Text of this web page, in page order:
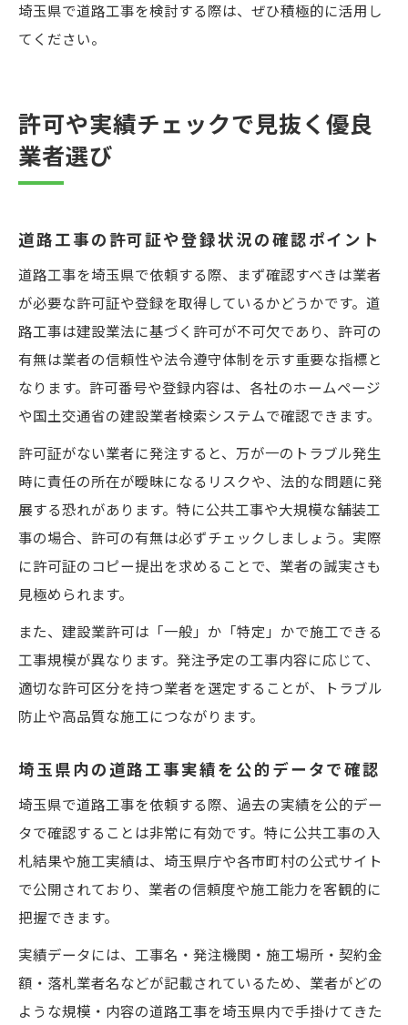
埼玉県で道路工事を検討する際は、ぜひ積極的に活用し
てください。
許可や実績チェックで見抜く優良
業者選び
道路工事の許可証や登録状況の確認ポイント
道路工事を埼玉県で依頼する際、まず確認すべきは業者
が必要な許可証や登録を取得しているかどうかです。道
路工事は建設業法に基づく許可が不可欠であり、許可の
有無は業者の信頼性や法令遵守体制を示す重要な指標と
なります。許可番号や登録内容は、各社のホームページ
や国土交通省の建設業者検索システムで確認できます。
許可証がない業者に発注すると、万が一のトラブル発生
時に責任の所在が曖昧になるリスクや、法的な問題に発
展する恐れがあります。特に公共工事や大規模な舗装工
事の場合、許可の有無は必ずチェックしましょう。実際
に許可証のコピー提出を求めることで、業者の誠実さも
見極められます。
また、建設業許可は「一般」か「特定」かで施工できる
工事規模が異なります。発注予定の工事内容に応じて、
適切な許可区分を持つ業者を選定することが、トラブル
防止や高品質な施工につながります。
埼玉県内の道路工事実績を公的データで確認
埼玉県で道路工事を依頼する際、過去の実績を公的デー
タで確認することは非常に有効です。特に公共工事の入
札結果や施工実績は、埼玉県庁や各市町村の公式サイト
で公開されており、業者の信頼度や施工能力を客観的に
把握できます。
実績データには、工事名・発注機関・施工場所・契約金
額・落札業者名などが記載されているため、業者がどの
ような規模・内容の道路工事を埼玉県内で手掛けてきた